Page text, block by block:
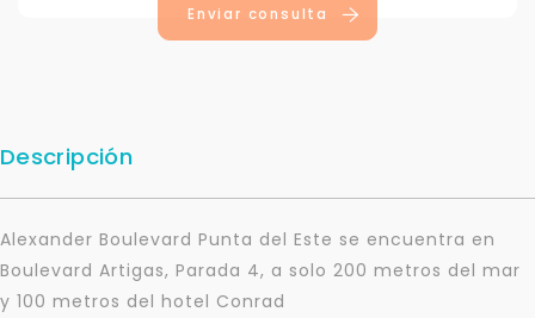
Enviar consulta
Descripción
Alexander Boulevard Punta del Este se encuentra en
Boulevard Artigas, Parada 4, a solo 200 metros del mar
y 100 metros del hotel Conrad